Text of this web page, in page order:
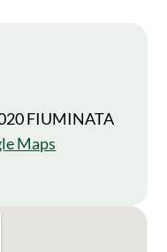
FIUMINATA
Maps